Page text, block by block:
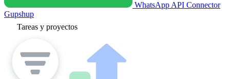
WhatsApp API Connector
Gupshup
Tareas y proyectos